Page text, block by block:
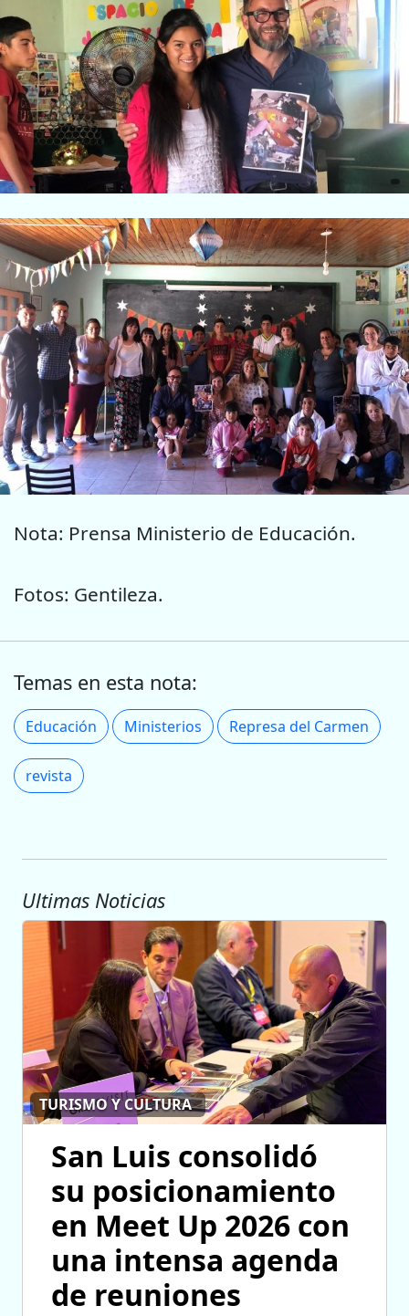
Nota: Prensa Ministerio de Educación.
Fotos: Gentileza.
Temas en esta nota:
Educación Ministerios Represa del Carmen
revista
Ultimas Noticias
TURISMO Y CULTURA
San Luis consolidó
su posicionamiento
en Meet Up 2026 con
una intensa agenda
de reuniones